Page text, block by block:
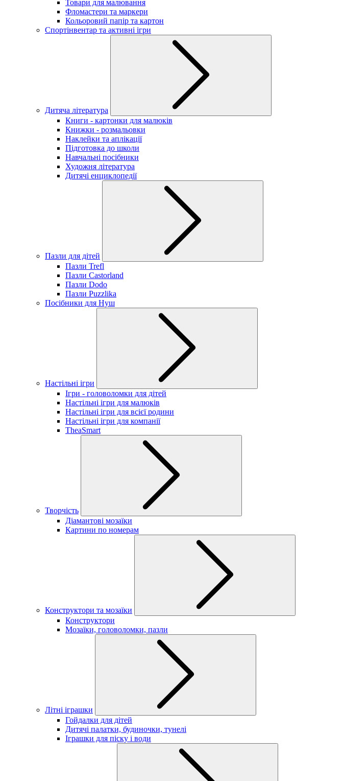
Товари для малювання
Фломастери та маркери
Кольоровий папір та картон
Спортінвентар та активні ігри
Дитяча література
Книги - картонки для малюків
Книжки - розмальовки
Наклейки та аплікації
Підготовка до школи
Навчальні посібники
Художня література
Дитячі енциклопедії
Пазли для дітей
Пазли Trefl
Пазли Castorland
Пазли Dodo
Пазли Puzzlika
Посібники для Нуш
Настільні ігри
Ігри - головоломки для дітей
Настільні ігри для малюків
Настільні ігри для всієї родини
Настільні ігри для компанії
TheaSmart
Творчість
Діамантові мозаїки
Картини по номерам
Конструктори та мозаїки
Конструктори
Мозаїки, головоломки, пазли
Літні іграшки
Гойдалки для дітей
Дитячі палатки, будиночки, тунелі
Іграшки для піску і води